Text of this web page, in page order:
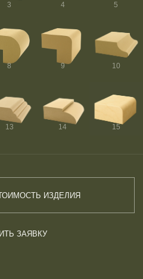
4
3 5
10
9
8
13 14 15
ИЗДЕЛИЯ
ЗАЯВКУ